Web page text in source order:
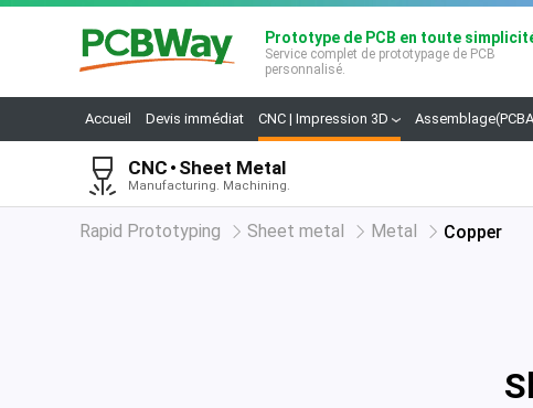
Prototype de PCB en toute
Service complet de prototypage de PCB
personnalisé.
Accueil Devis immédiat CNC | Impression 3D
CNC Sheet Metal
Manufacturing. Machining.
Rapid Prototyping Sheet metal Metal Copper